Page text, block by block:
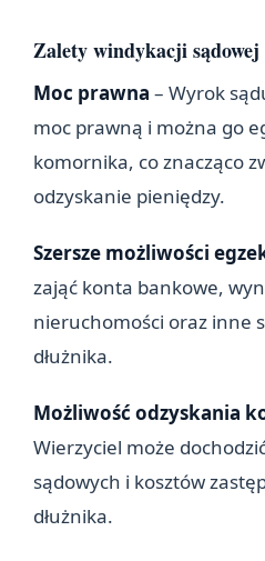
Zalety windykacji sądowej
Moc prawna – Wyrok
moc prawną i można go
komornika, co znacząco
odzyskanie pieniędzy.
Szersze możliwości
zająć konta bankowe,
nieruchomości oraz inne
dłużnika.
Możliwość odzyskania
Wierzyciel może
sądowych i kosztów
dłużnika.